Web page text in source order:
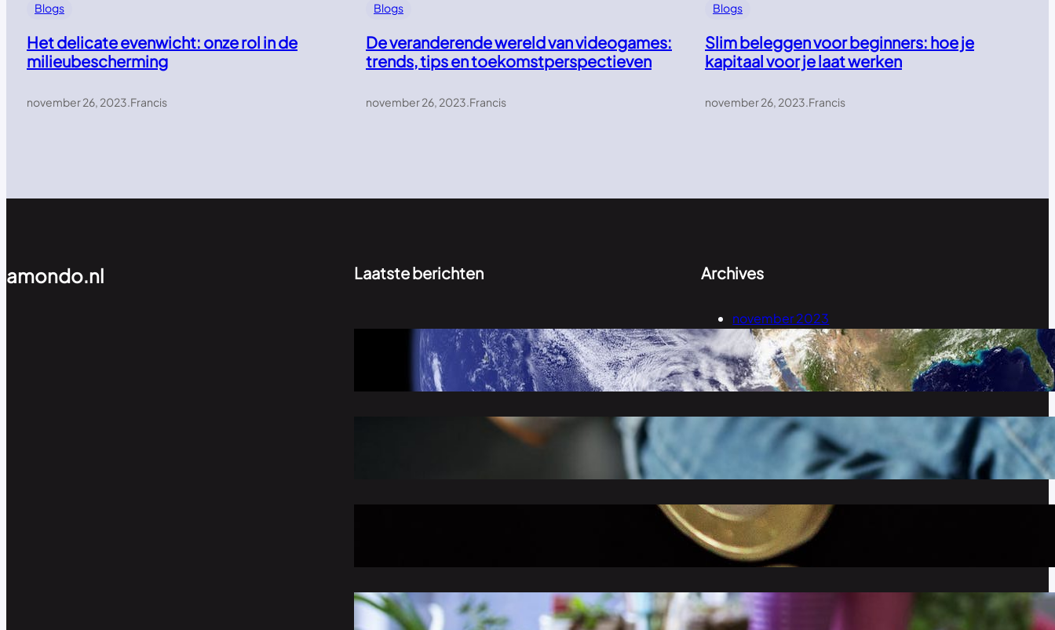
Blogs
Het delicate evenwicht: onze rol in de
milieubescherming
november 26, 2023.Francis
Blogs
De veranderende wereld van videogames:
trends, tips en toekomstperspectieven
november 26, 2023.Francis
Blogs
Slim beleggen voor beginners: hoe je
kapitaal voor je laat werken
november 26, 2023.Francis
amondo.nl Laatste berichten
Het delicate evenwicht: onze rol in de
milieubescherming
november 26, 2023
De veranderende wereld van videogames:
trends, tips en toekomstperspectieven
Slim beleggen voor beginners: hoe je
Leven met stijl: tips en trucs voor een
gelukkiger, gezonder en chiquer leven
Archives
november 2023
september 2023